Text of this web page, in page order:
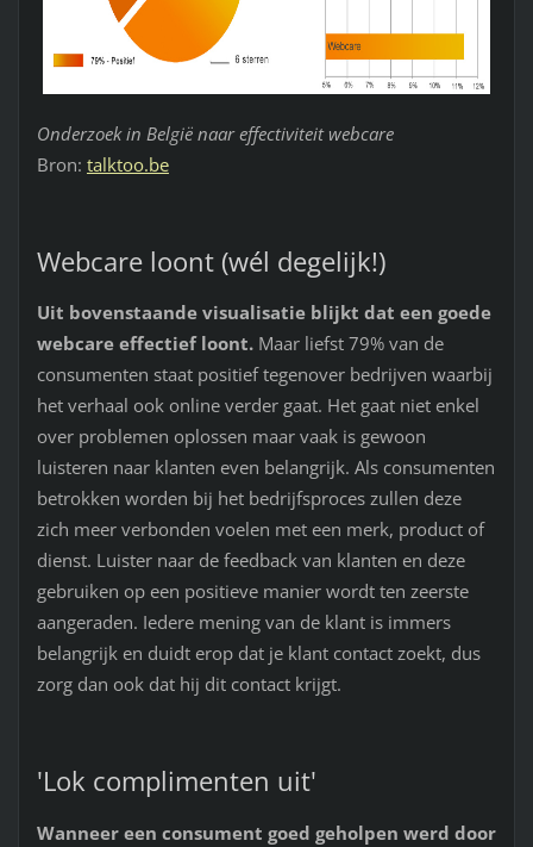
Onderzoek in België naar effectiviteit webcare
Bron: talktoo.be
Webcare loont (wél degelijk!)
Uit bovenstaande visualisatie blijkt dat een goede
webcare effectief loont.Maar liefst 79% van de
consumenten staat positief tegenover bedrijven waarbij
het verhaal ook online verder gaat. Het gaat niet enkel
over problemen oplossen maar vaak is gewoon
luisteren naar klanten even belangrijk. Als consumenten
betrokken worden bij het bedrijfsproces zullen deze
zich meer verbonden voelen met een merk, product of
dienst. Luister naar de feedback van klanten en deze
gebruiken op een positieve manier wordt ten zeerste
aangeraden. Iedere mening van de klant is immers
belangrijk en duidt erop dat je klant contact zoekt, dus
zorg dan ook dat hij dit contact krijgt.
'Lok complimenten uit'
Wanneer een consument goed geholpen werd door